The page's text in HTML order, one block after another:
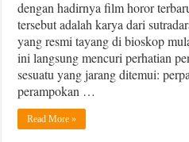
dengan hadirnya film horor
tersebut adalah karya dari
yang resmi tayang di bioskop
ini langsung mencuri perhatian
sesuatu yang jarang ditemui:
perampokan …
Read More »